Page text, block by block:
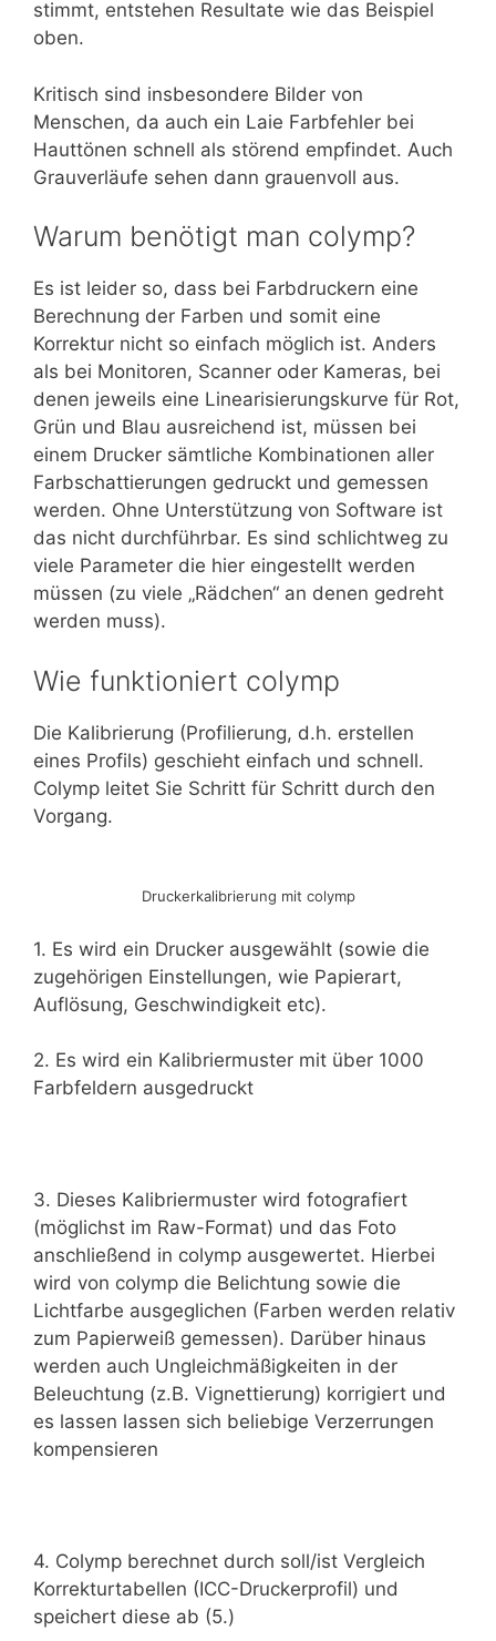
stimmt, entstehen Resultate wie das Beispiel
oben.
Kritisch sind insbesondere Bilder von
Menschen, da auch ein Laie Farbfehler bei
Hauttönen schnell als störend empfindet. Auch
Grauverläufe sehen dann grauenvoll aus.
Warum benötigt man colymp?
Es ist leider so, dass bei Farbdruckern eine
Berechnung der Farben und somit eine
Korrektur nicht so einfach möglich ist. Anders
als bei Monitoren, Scanner oder Kameras, bei
denen jeweils eine Linearisierungskurve für Rot,
Grün und Blau ausreichend ist, müssen bei
einem Drucker sämtliche Kombinationen aller
Farbschattierungen gedruckt und gemessen
werden. Ohne Unterstützung von Software ist
das nicht durchführbar. Es sind schlichtweg zu
viele Parameter die hier eingestellt werden
müssen (zu viele „Rädchen“ an denen gedreht
werden muss).
Wie funktioniert colymp
Die Kalibrierung (Profilierung, d.h. erstellen
eines Profils) geschieht einfach und schnell.
Colymp leitet Sie Schritt für Schritt durch den
Vorgang.
Druckerkalibrierung mit colymp
1. Es wird ein Drucker ausgewählt (sowie die
zugehörigen Einstellungen, wie Papierart,
Auflösung, Geschwindigkeit etc).
2. Es wird ein Kalibriermuster mit über 1000
Farbfeldern ausgedruckt
3. Dieses Kalibriermuster wird fotografiert
(möglichst im Raw-Format) und das Foto
anschließend in colymp ausgewertet. Hierbei
wird von colymp die Belichtung sowie die
Lichtfarbe ausgeglichen (Farben werden relativ
zum Papierweiß gemessen). Darüber hinaus
werden auch Ungleichmäßigkeiten in der
Beleuchtung (z.B. Vignettierung) korrigiert und
es lassen lassen sich beliebige Verzerrungen
kompensieren
4. Colymp berechnet durch soll/ist Vergleich
Korrekturtabellen (ICC-Druckerprofil) und
speichert diese ab (5.)